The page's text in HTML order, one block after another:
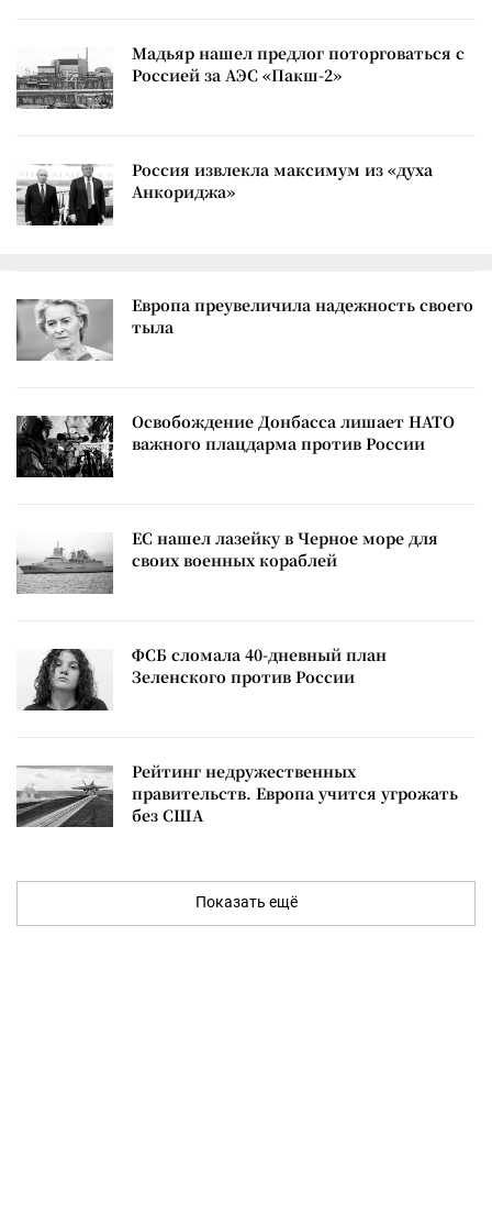
Мадьяр нашел предлог поторговаться с
Россией за АЭС «Пакш-2»
Россия извлекла максимум из «духа
Анкориджа»
Европа преувеличила надежность своего
тыла
Освобождение Донбасса лишает НАТО
важного плацдарма против России
ЕС нашел лазейку в Черное море для
своих военных кораблей
ФСБ сломала 40-дневный план
Зеленского против России
Рейтинг недружественных
правительств. Европа учится угрожать
без США
Показать ещё